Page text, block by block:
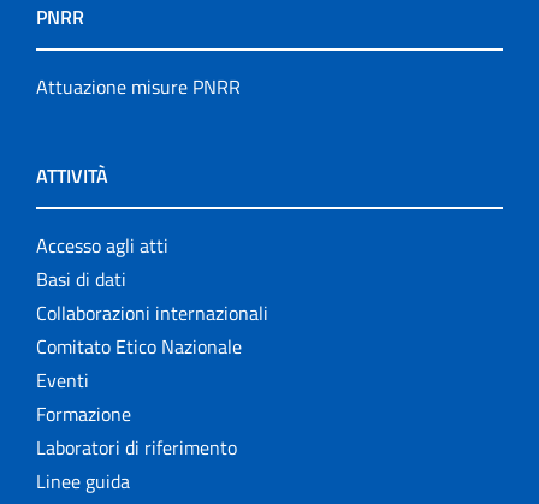
PNRR
Attuazione misure PNRR
ATTIVITÀ
Accesso agli atti
Basi di dati
Collaborazioni internazionali
Comitato Etico Nazionale
Eventi
Formazione
Laboratori di riferimento
Linee guida